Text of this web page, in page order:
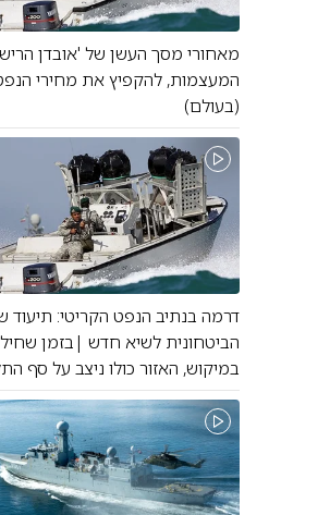
מאחורי מסך העשן של 'אובדן
המעצמות, להקפיץ את מחירי
(בעולם)
דרמה בנתיב הנפט הקריטי:
הביטחונית לשיא חדש |בזמן
במיקוש, האזור כולו ניצב על סף